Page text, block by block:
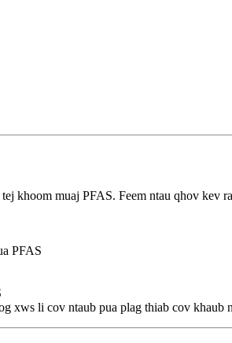
khoom muaj PFAS. Feem ntau qhov kev
PFAS
xws li cov ntaub pua plag thiab cov khaub